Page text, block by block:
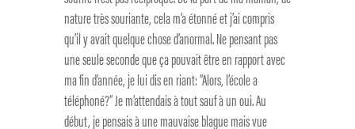
nature très souriante, cela m’a étonné et j’ai compris
qu’il y avait quelque chose d’anormal. Ne pensant pas
une seule seconde que ça pouvait être en rapport avec
ma fin d’année, je lui dis en riant: “Alors, l’école a
téléphoné?” Je m’attendais à tout sauf à un oui. Au
début, je pensais à une mauvaise blague mais vue